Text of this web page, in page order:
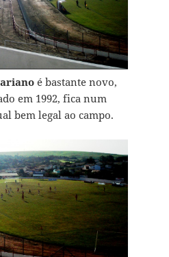
é bastante novo,
em 1992, fica num
bem legal ao campo.